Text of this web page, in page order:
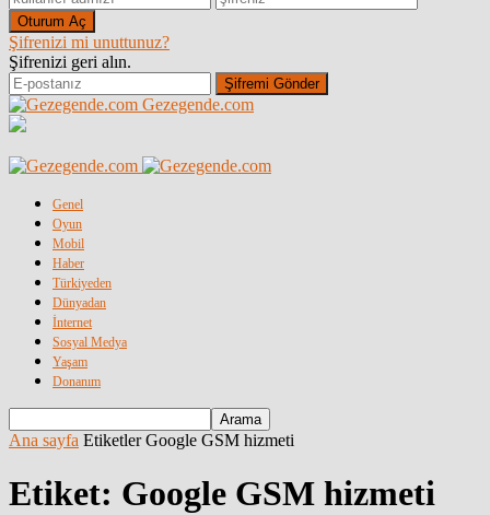
Şifrenizi mi unuttunuz?
Şifrenizi geri alın.
Gezegende.com
Genel
Oyun
Mobil
Haber
Türkiyeden
Dünyadan
İnternet
Sosyal Medya
Yaşam
Donanım
Ana sayfa Etiketler Google GSM hizmeti
Etiket: Google GSM hizmeti